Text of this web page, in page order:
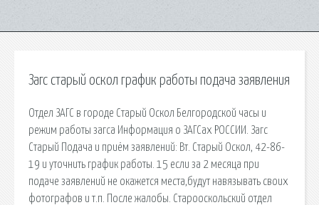
Загс старый оскол график работы подача заявления
Отдел ЗАГС в городе Старый Оскол Белгородской часы и
режим работы загса Информация о ЗАГСах РОССИИ. Загс
Старый Подача и приём заявлений: Вт. Старый Оскол, 42-86-
19 и уточнить график работы. 15 если за 2 месяца при
подаче заявлений не окажется места,будут навязывать своих
фотографов и т.п. После жалобы. Старооскольский отдел